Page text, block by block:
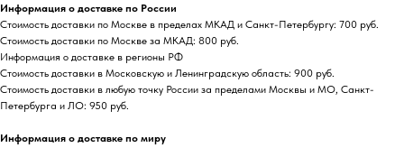
Информация о доставке по России
Стоимость доставки по Москве в пределах МКАД и Санкт-Петербургу: 700 руб.
Стоимость доставки по Москве за МКАД: 800 руб.
Информация о доставке в регионы РФ
Стоимость доставки в Московскую и Ленинградскую область: 900 руб.
Стоимость доставки в любую точку России за пределами Москвы и МО, Санкт-
Петербурга и ЛО: 950 руб.
Информация о доставке по миру